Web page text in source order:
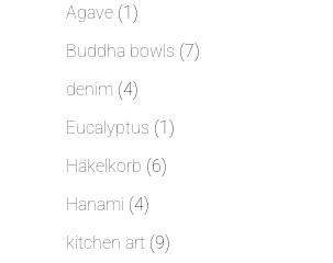
Agave 1 1
Produkt
Buddha bowls 77
denim 44
Produkte
Eucalyptus 1 1
Häkelkorb 66
Hanami 44
Produkte
kitchen art 99